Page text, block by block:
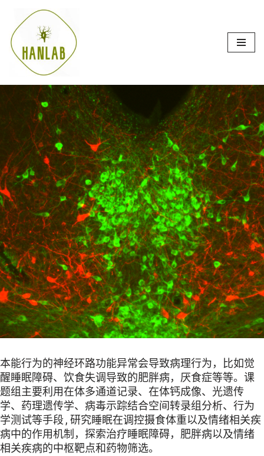
跳
至
正
本能行为的神经环路功能异常会导致病理行为，比如觉
醒睡眠障碍、饮食失调导致的肥胖病，厌食症等等。课
题组主要利用在体多通道记录、在体钙成像、光遗传
学、药理遗传学、病毒示踪结合空间转录组分析、行为
学测试等手段,研究睡眠在调控摄食体重以及情绪相关疾
病中的作用机制，探索治疗睡眠障碍，肥胖病以及情绪
相关疾病的中枢靶点和药物筛选。